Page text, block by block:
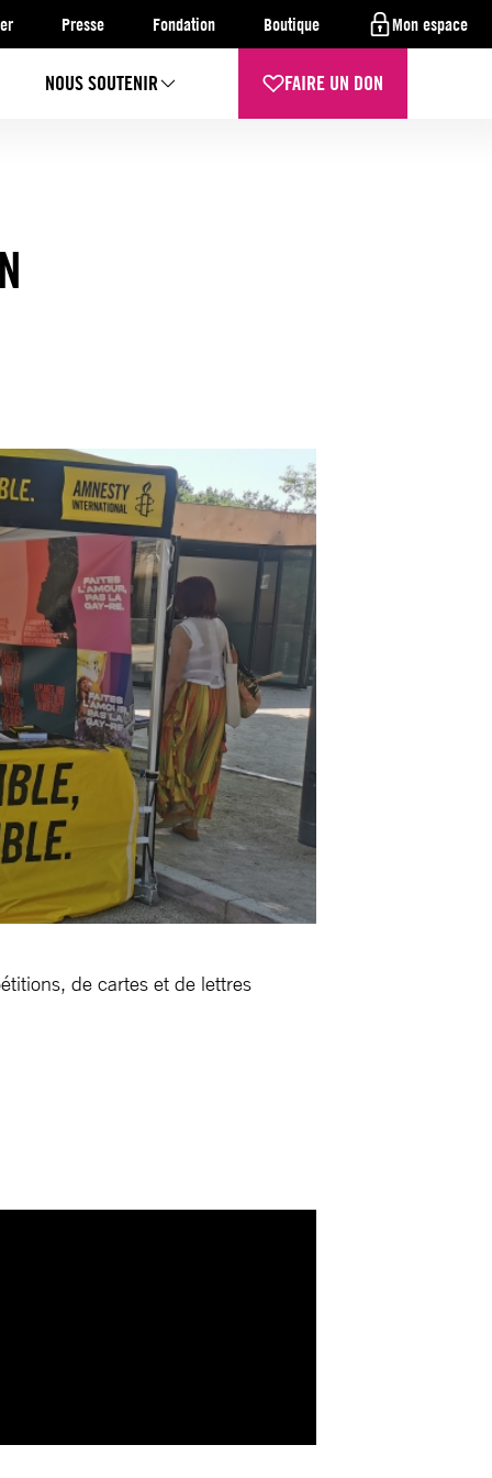
Presse Fondation Boutique Mon espace
NOUS SOUTENIR FAIRE UN DON
de cartes et de lettres